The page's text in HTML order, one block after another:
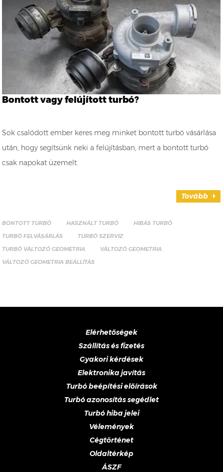
Bontott vagy felújított turbó?
Sok csalódott ember keres meg minket bontott turbó vásárlása
után, hogy segítsünk neki a felújításban, mert a bontott turbó
csak napokat üzemelt.
Tovább
BONTOTT TURBÓ HASZNÁLT TURBÓ
HIBÁS TURBÓ
TURBÓ FELVÁSÁRLÁS
TURBÓ SZERVIZ
TURBÓ VÁLTOZÓ GEOMETRIA
VÁLTOZÓ GEOMETRIA
VÁLTOZÓ GEOMETRIA BEÁLLÍTÁS
Elérhetőségek
Szállítás és fizetés
Gyakori kérdések
Elektronika javítás
Turbó beépítési előírások
Turbó azonosítás segédlet
Turbó hiba jelei
Vélemények
Cégtörténet
Oldaltérkép
ÁSZF